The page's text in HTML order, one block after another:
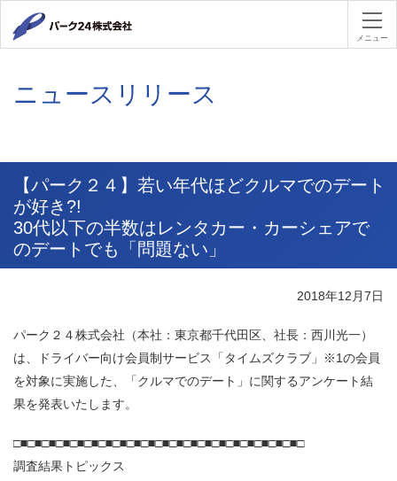
パーク２
メニュー
ニュースリリース
【パーク２４】若い年代ほどクルマでのデート
が好き?!
30代以下の半数はレンタカー・カーシェアで
のデートでも「問題ない」
2018年12月7日
パーク２４株式会社（本社：東京都千代田区、社長：西川光一）
は、ドライバー向け会員制サービス「タイムズクラブ」※1の会員
を対象に実施した、「クルマでのデート」に関するアンケート結
果を発表いたします。
□■□■□■□■□■□■□■□■□■□■□■□■□■□■□■□■□■□■□■□■□
調査結果トピックス